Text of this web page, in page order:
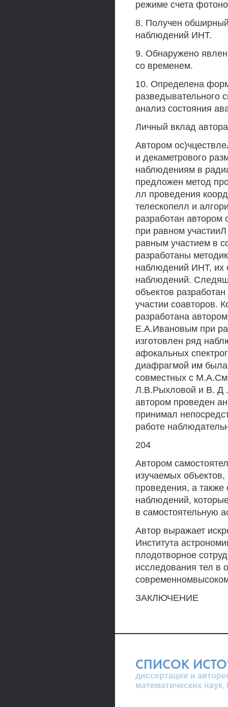
режиме счета
8. Получен
наблюдений ИНТ.
9. Обнаружено
со временем.
10. Определена
разведывательного
анализ состояния
Личный вклад
Автором
и декаметрового
наблюдениям в
предложен метод
лл проведения
телескопелл и
разработан
при равном
равным участием в
разработаны
наблюдений ИНТ, их
наблюдений.
объектов
участии соавторов.
разработана
Е.А.Ивановым при
изготовлен ряд
афокальных
диафрагмой им была
совместных с
Л.В.Рыхловой и В. Д
автором проведен
принимал
работе
204
Автором
изучаемых
проведения, а также
наблюдений,
в самостоятельную
Автор выражает
Института
плодотворное
исследования тел в
ЗАКЛЮЧЕНИЕ
СПИСОК
диссертации и
математических